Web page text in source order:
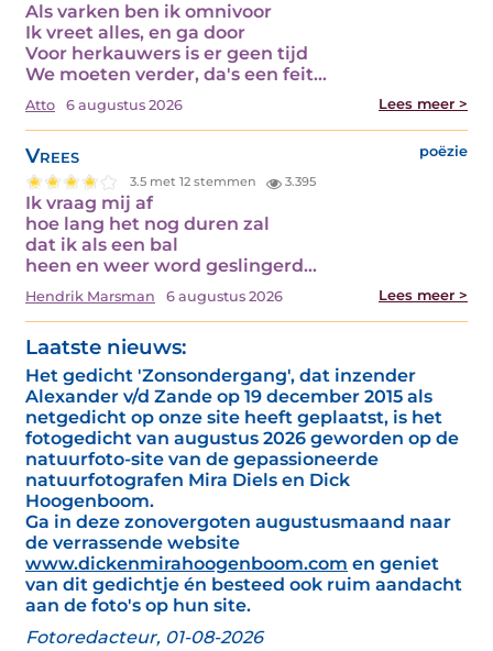
Als varken ben ik omnivoor
Ik vreet alles, en ga door
Voor herkauwers is er geen tijd
We moeten verder, da's een feit…
Atto 6 augustus 2026 Lees meer >
Vrees poëzie
3.5 met 12 stemmen 3.395
Ik vraag mij af
hoe lang het nog duren zal
dat ik als een bal
heen en weer word geslingerd…
Hendrik Marsman 6 augustus 2026 Lees meer >
Laatste nieuws:
Het gedicht 'Zonsondergang', dat inzender
Alexander v/d Zande op 19 december 2015 als
netgedicht op onze site heeft geplaatst, is het
fotogedicht van augustus 2026 geworden op de
natuurfoto-site van de gepassioneerde
natuurfotografen Mira Diels en Dick
Hoogenboom.
Ga in deze zonovergoten augustusmaand naar
de verrassende website
www.dickenmirahoogenboom.com en geniet
van dit gedichtje én besteed ook ruim aandacht
aan de foto's op hun site.
Fotoredacteur, 01-08-2026